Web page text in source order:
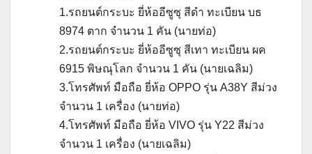
1.รถยนต์กระบะ ยี่ห้ออีซูซุ สีดำ ทะเบียน บธ
8974 ตาก จำนวน 1 คัน (นายท่อ)
2.รถยนต์กระบะ ยี่ห้ออีซูซุ สีเทา ทะเบียน ผค
6915 พิษณุโลก จำนวน 1 คัน (นายเฉลิม)
3.โทรศัพท์ มือถือ ยี่ห้อ OPPO รุ่น A38Y สีม่วง
จำนวน 1 เครื่อง (นายท่อ)
4.โทรศัพท์ มือถือ ยี่ห้อ VIVO รุ่น Y22 สีม่วง
จำนวน 1 เครื่อง (นายเฉลิม)